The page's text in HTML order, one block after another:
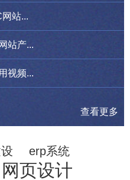
站...
站产...
视频...
查看更多
erp系统
网页设计